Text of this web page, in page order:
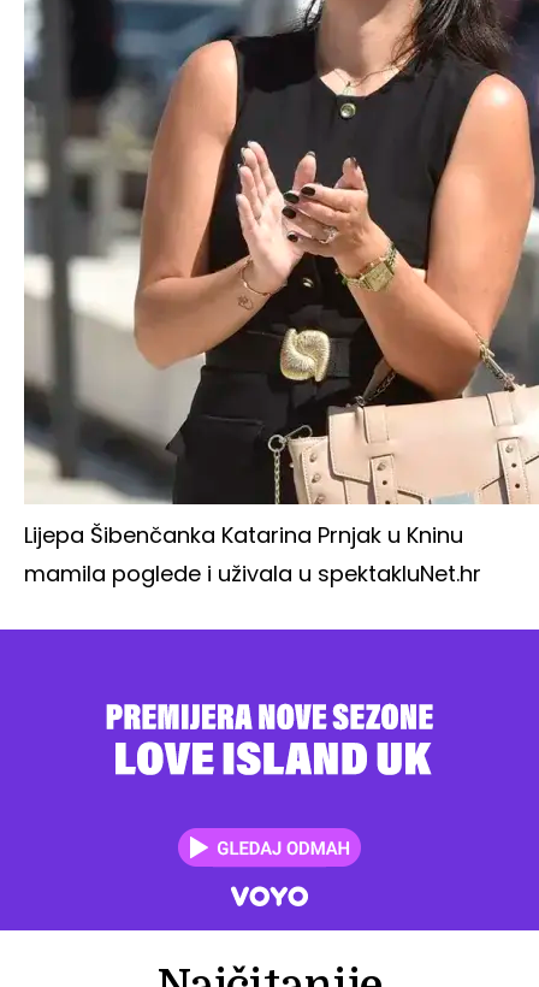
Lijepa Šibenčanka Katarina Prnjak u Kninu
mamila poglede i uživala u spektakluNet.hr